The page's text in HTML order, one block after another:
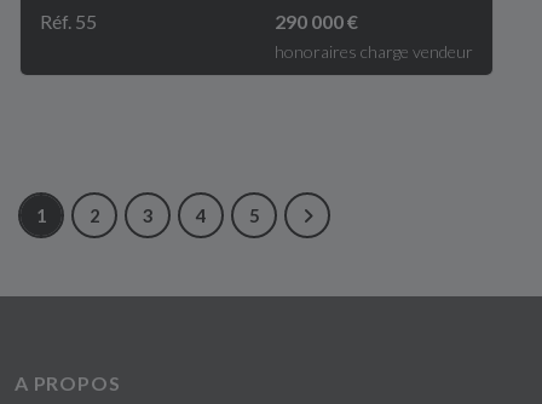
Réf. 55 290 000 €
honoraires charge vendeur
1 2 3 4 5
A PROPOS